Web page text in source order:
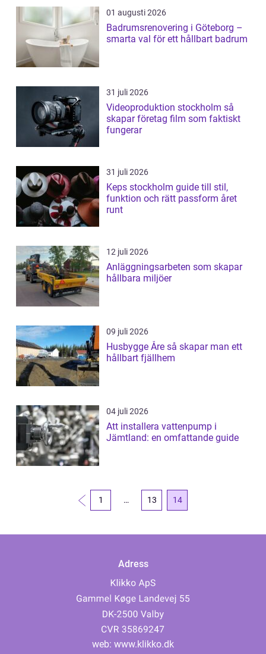
01 augusti 2026
Badrumsrenovering i Göteborg –
smarta val för ett hållbart badrum
31 juli 2026
Videoproduktion stockholm så
skapar företag film som faktiskt
fungerar
31 juli 2026
Keps stockholm guide till stil,
funktion och rätt passform året
runt
12 juli 2026
Anläggningsarbeten som skapar
hållbara miljöer
09 juli 2026
Husbygge Åre så skapar man ett
hållbart fjällhem
04 juli 2026
Att installera vattenpump i
Jämtland: en omfattande guide
1 … 13 14
Adress
web: www.klikko.dk